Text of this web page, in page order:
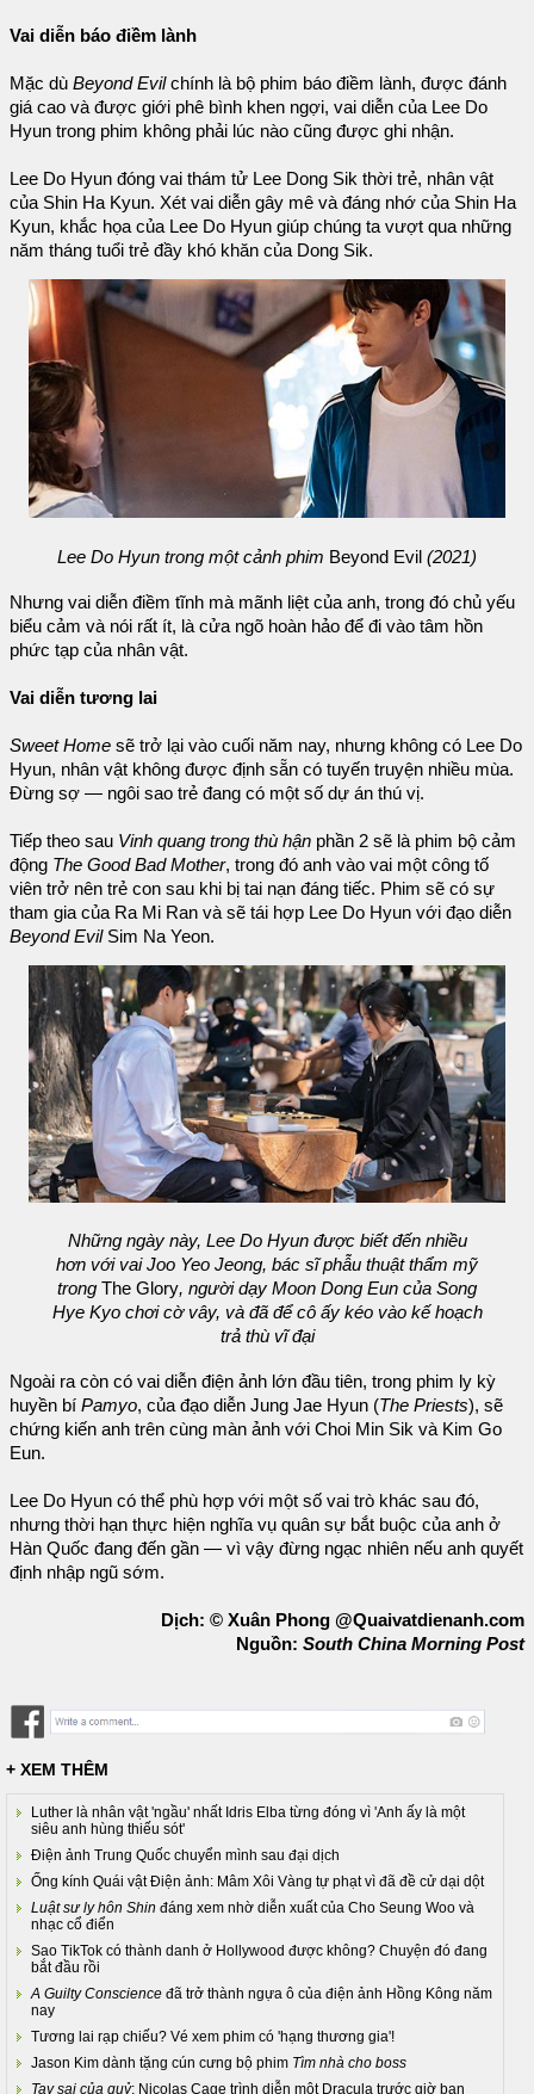
Vai diễn báo điềm lành
Mặc dù Beyond Evilchính là bộ phim báo điềm lành, được đánh
giá cao và được giới phê bình khen ngợi, vai diễn của Lee Do
Hyun trong phim không phải lúc nào cũng được ghi nhận.
Lee Do Hyun đóng vai thám tử Lee Dong Sik thời trẻ, nhân vật
của Shin Ha Kyun. Xét vai diễn gây mê và đáng nhớ của Shin Ha
Kyun, khắc họa của Lee Do Hyun giúp chúng ta vượt qua những
năm tháng tuổi trẻ đầy khó khăn của Dong Sik.
Lee Do Hyun trong một cảnh phim Beyond Evil (2021)
Nhưng vai diễn điềm tĩnh mà mãnh liệt của anh, trong đó chủ yếu
biểu cảm và nói rất ít, là cửa ngõ hoàn hảo để đi vào tâm hồn
phức tạp của nhân vật.
Vai diễn tương lai
Sweet Home sẽ trở lại vào cuối năm nay, nhưng không có Lee Do
Hyun, nhân vật không được định sẵn có tuyến truyện nhiều mùa.
Đừng sợ — ngôi sao trẻ đang có một số dự án thú vị.
Tiếp theo sau Vinh quang trong thù hận phần 2 sẽ là phim bộ cảm
động The Good Bad Mother, trong đó anh vào vai một công tố
viên trở nên trẻ con sau khi bị tai nạn đáng tiếc. Phim sẽ có sự
tham gia của Ra Mi Ran và sẽ tái hợp Lee Do Hyun với đạo diễn
Beyond EvilSim Na Yeon.
Những ngày này, Lee Do Hyun được biết đến nhiều
hơn với vai Joo Yeo Jeong, bác sĩ phẫu thuật thẩm mỹ
trong The Glory, người dạy Moon Dong Eun của Song
Hye Kyo chơi cờ vây, và đã để cô ấy kéo vào kế hoạch
trả thù vĩ đại
Ngoài ra còn có vai diễn điện ảnh lớn đầu tiên, trong phim ly kỳ
huyền bí Pamyo, của đạo diễn Jung Jae Hyun (The Priests), sẽ
chứng kiến anh trên cùng màn ảnh với Choi Min Sik và Kim Go
Eun.
Lee Do Hyun có thể phù hợp với một số vai trò khác sau đó,
nhưng thời hạn thực hiện nghĩa vụ quân sự bắt buộc của anh ở
Hàn Quốc đang đến gần — vì vậy đừng ngạc nhiên nếu anh quyết
định nhập ngũ sớm.
Dịch: © Xuân Phong @Quaivatdienanh.com
Nguồn: South China Morning Post
+ XEM THÊM
Luther là nhân vật 'ngầu' nhất Idris Elba từng đóng vì 'Anh ấy là một
siêu anh hùng thiếu sót'
Điện ảnh Trung Quốc chuyển mình sau đại dịch
Ống kính Quái vật Điện ảnh: Mâm Xôi Vàng tự phạt vì đã đề cử dại dột
Luật sư ly hôn Shin đáng xem nhờ diễn xuất của Cho Seung Woo và
nhạc cổ điển
Sao TikTok có thành danh ở Hollywood được không? Chuyện đó đang
bắt đầu rồi
A Guilty Conscience đã trở thành ngựa ô của điện ảnh Hồng Kông năm
nay
Tương lai rạp chiếu? Vé xem phim có 'hạng thương gia'!
Jason Kim dành tặng cún cưng bộ phim Tìm nhà cho boss
Tay sai của quỷ: Nicolas Cage trình diễn một Dracula trước giờ bạn